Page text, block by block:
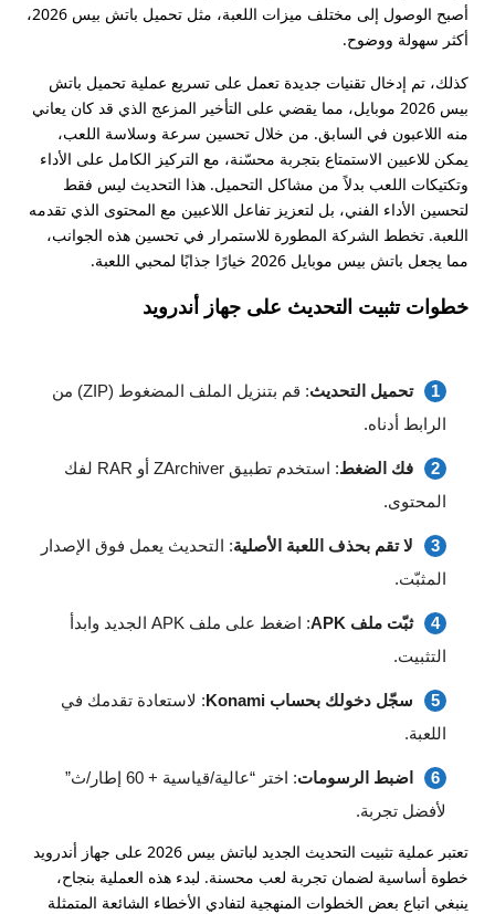
أصبح الوصول إلى مختلف ميزات اللعبة، مثل تحميل باتش بيس 2026،
أكثر سهولة ووضوح.
كذلك، تم إدخال تقنيات جديدة تعمل على تسريع عملية تحميل باتش
بيس 2026 موبايل، مما يقضي على التأخير المزعج الذي قد كان يعاني
منه اللاعبون في السابق. من خلال تحسين سرعة وسلاسة اللعب،
يمكن للاعبين الاستمتاع بتجربة محسّنة، مع التركيز الكامل على الأداء
وتكتيكات اللعب بدلاً من مشاكل التحميل. هذا التحديث ليس فقط
لتحسين الأداء الفني، بل لتعزيز تفاعل اللاعبين مع المحتوى الذي تقدمه
اللعبة. تخطط الشركة المطورة للاستمرار في تحسين هذه الجوانب،
مما يجعل باتش بيس موبايل 2026 خيارًا جذابًا لمحبي اللعبة.
خطوات تثبيت التحديث على جهاز أندرويد
تحميل التحديث
: قم بتنزيل الملف المضغوط (ZIP) من
الرابط أدناه.
فك الضغط
: استخدم تطبيق ZArchiver أو RAR لفك
المحتوى.
لا تقم بحذف اللعبة الأصلية: التحديث يعمل فوق الإصدار
المثبّت.
ثبّت ملف APK
: اضغط على ملف APK الجديد وابدأ
التثبيت.
سجّل دخولك بحساب Konami
: لاستعادة تقدمك في
اللعبة.
اضبط الرسومات
: اختر “عالية/قياسية + 60 إطار/ث”
لأفضل تجربة.
تعتبر عملية تثبيت التحديث الجديد لباتش بيس 2026 على جهاز أندرويد
خطوة أساسية لضمان تجربة لعب محسنة. لبدء هذه العملية بنجاح،
ينبغي اتباع بعض الخطوات المنهجية لتفادي الأخطاء الشائعة المتمثلة